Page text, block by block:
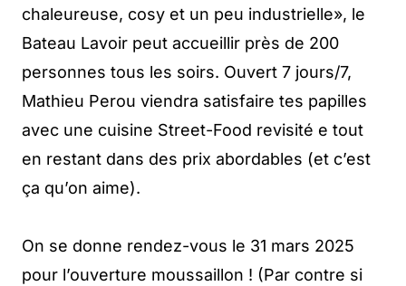
chaleureuse, cosy et un peu industrielle», le
Bateau Lavoir peut accueillir près de 200
personnes tous les soirs. Ouvert 7 jours/7,
Mathieu Perou viendra satisfaire tes papilles
avec une cuisine Street-Food revisité e tout
en restant dans des prix abordables (et c’est
ça qu’on aime).
On se donne rendez-vous le 31 mars 2025
pour l’ouverture moussaillon ! (Par contre si